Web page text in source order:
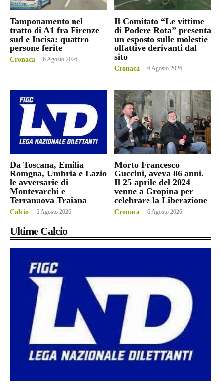
Tamponamento nel
tratto di A1 fra Firenze
sud e Incisa: quattro
persone ferite
Cronaca 6 Agosto 2026
Il Comitato “Le vittime
di Podere Rota” presenta
un esposto sulle molestie
olfattive derivanti dal
sito
Cronaca 6 Agosto 2026
Da Toscana, Emilia
Romgna, Umbria e Lazio
le avversarie di
Montevarchi e
Terranuova Traiana
Calcio 6 Agosto 2026
Morto Francesco
Guccini, aveva 86 anni.
Il 25 aprile del 2024
venne a Gropina per
celebrare la Liberazione
Cronaca 6 Agosto 2026
Ultime Calcio